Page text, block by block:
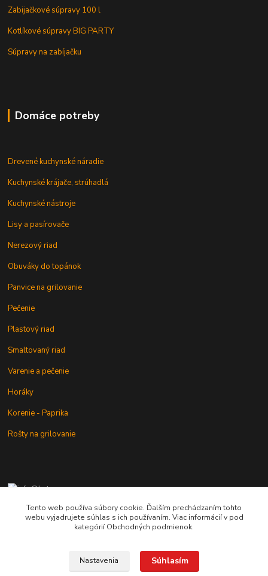
Zabijačkové súpravy 100 l
Kotlíkové súpravy BIG PARTY
Súpravy na zabíjačku
Domáce potreby
Drevené kuchynské náradie
Kuchynské krájače, strúhadlá
Kuchynské nástroje
Lisy a pasírovače
Nerezový riad
Obuváky do topánok
Panvice na grilovanie
Pečenie
Plastový riad
Smaltovaný riad
Varenie a pečenie
Horáky
Korenie - Paprika
Rošty na grilovanie
+421 902 212 007
od 8:00 - do 16:00 hod
Tento web používa súbory cookie. Ďalším prechádzaním tohto
webu vyjadrujete súhlas s ich používaním. Viac informácií v pod
kategórií Obchodných podmienok.
Nastavenia Súhlasím